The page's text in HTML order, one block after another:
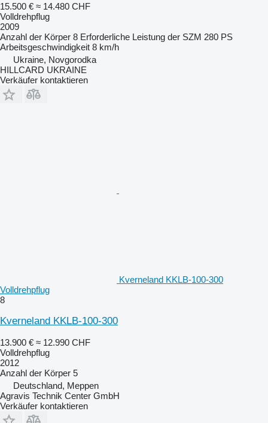
15.500 € ≈ 14.480 CHF
Volldrehpflug
2009
Anzahl der Körper 8 Erforderliche Leistung der SZM 280 PS
Arbeitsgeschwindigkeit 8 km/h
Ukraine, Novgorodka
HILLCARD UKRAINE
Verkäufer kontaktieren
Kverneland KKLB-100-300
Volldrehpflug
8
Kverneland KKLB-100-300
13.900 € ≈ 12.990 CHF
Volldrehpflug
2012
Anzahl der Körper 5
Deutschland, Meppen
Agravis Technik Center GmbH
Verkäufer kontaktieren